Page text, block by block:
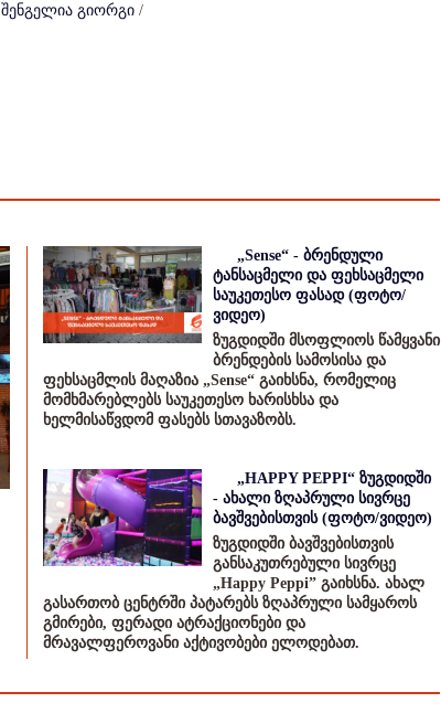
შენგელია გიორგი /
„Sense“ - ბრენდული
ტანსაცმელი და ფეხსაცმელი
საუკეთესო ფასად (ფოტო/
ვიდეო)
ზუგდიდში მსოფლიოს წამყვანი
ბრენდების სამოსისა და
ფეხსაცმლის მაღაზია „Sense“ გაიხსნა, რომელიც
მომხმარებლებს საუკეთესო ხარისხსა და
ხელმისაწვდომ ფასებს სთავაზობს.
„HAPPY PEPPI“ ზუგდიდში
- ახალი ზღაპრული სივრცე
ბავშვებისთვის (ფოტო/ვიდეო)
ზუგდიდში ბავშვებისთვის
განსაკუთრებული სივრცე
„Happy Peppi” გაიხსნა. ახალ
გასართობ ცენტრში პატარებს ზღაპრული სამყაროს
გმირები, ფერადი ატრაქციონები და
მრავალფეროვანი აქტივობები ელოდებათ.